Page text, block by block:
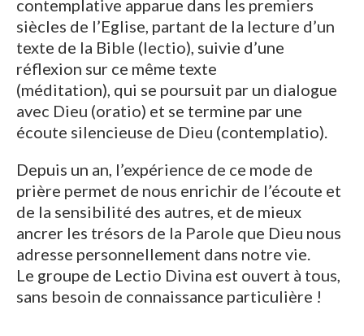
contemplative apparue dans les premiers
siècles de l’Eglise, partant de la lecture d’un
texte de la Bible (lectio), suivie d’une
réflexion sur ce même texte
(méditation), qui se poursuit par un dialogue
avec Dieu (oratio) et se termine par une
écoute silencieuse de Dieu (contemplatio).
Depuis un an, l’expérience de ce mode de
prière permet de nous enrichir de l’écoute et
de la sensibilité des autres, et de mieux
ancrer les trésors de la Parole que Dieu nous
adresse personnellement dans notre vie.
Le groupe de Lectio Divina est ouvert à tous,
sans besoin de connaissance particulière !